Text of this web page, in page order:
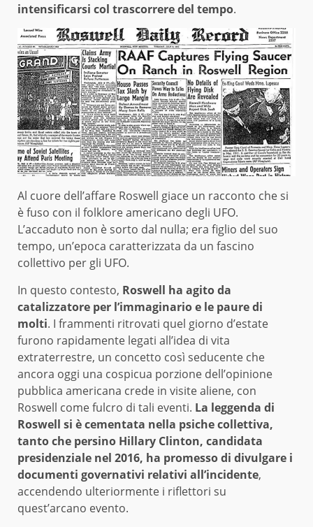
intensificarsi col trascorrere del tempo.
Al cuore dell’affare Roswell giace un racconto che si
è fuso con il folklore americano degli UFO.
L’accaduto non è sorto dal nulla; era figlio del suo
tempo, un’epoca caratterizzata da un fascino
collettivo per gli UFO.
In questo contesto, Roswell ha agito da
catalizzatore per l’immaginario e le paure di
molti. I frammenti ritrovati quel giorno d’estate
furono rapidamente legati all’idea di vita
extraterrestre, un concetto così seducente che
ancora oggi una cospicua porzione dell’opinione
pubblica americana crede in visite aliene, con
Roswell come fulcro di tali eventi. La leggenda di
Roswell si è cementata nella psiche collettiva,
tanto che persino Hillary Clinton, candidata
presidenziale nel 2016, ha promesso di divulgare i
documenti governativi relativi all’incidente,
accendendo ulteriormente i riflettori su
quest’arcano evento.